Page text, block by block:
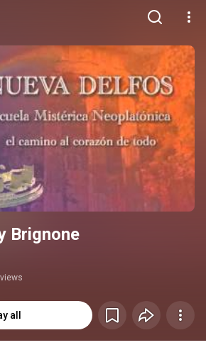
Brignone
all